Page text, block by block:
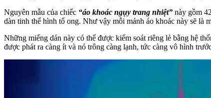
Nguyên mẫu của chiếc “áo khoác ngụy trang nhiệt” này gồm
dàn tinh thể hình tổ ong. Như vậy mỗi mảnh áo khoác này sẽ là
Những miếng dán này có thể được kiểm soát riêng lẻ bằng hệ
được phát ra càng ít và nó trông càng lạnh, tức càng vô hình